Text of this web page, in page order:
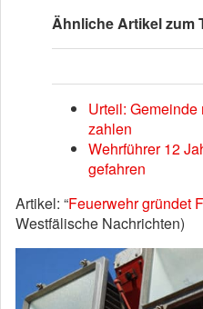
Ähnliche Artikel zum
Urteil:
zahlen
Wehrführer 12
gefahren
Artikel: “Feuerwehr gründet
Westfälische Nachrichten)